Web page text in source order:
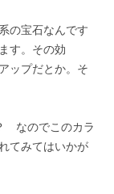
の宝石なんです
す。その効
ップだとか。そ
なのでこのカラ
てみてはいかが